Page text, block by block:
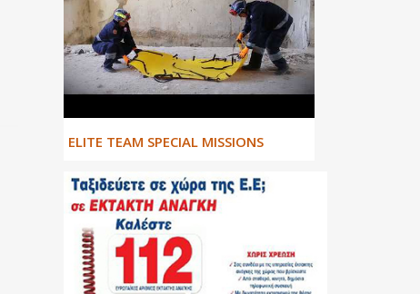
ΕLITE TEAM SPECIAL MISSIONS